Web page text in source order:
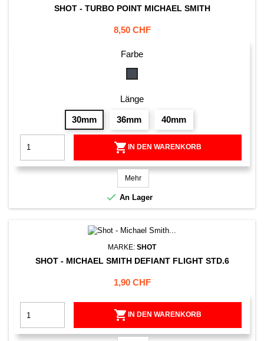
SHOT - TURBO POINT MICHAEL SMITH
Preis
8,50 CHF
Farbe
Länge
30mm 36mm 40mm
 IN DEN WARENKORB
Mehr
 An Lager
MARKE: SHOT
SHOT - MICHAEL SMITH DEFIANT FLIGHT STD.6
Preis
1,90 CHF
 IN DEN WARENKORB